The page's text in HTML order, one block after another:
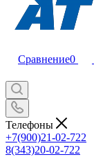
Сравнение0
Телефоны
+7(900)21-02-722
8(343)20-02-722